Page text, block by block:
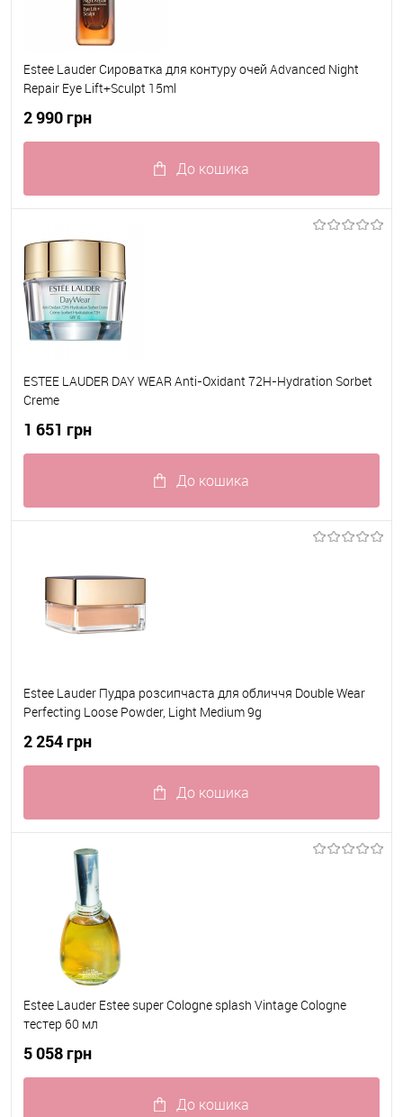
Estee Lauder Сироватка для контуру очей Advanced Night
Repair Eye Lift+Sculpt 15ml
2 990 грн
До кошика
ESTEE LAUDER DAY WEAR Anti-Oxidant 72H-Hydration Sorbet
Creme
1 651 грн
До кошика
Estee Lauder Пудра розсипчаста для обличчя Double Wear
Perfecting Loose Powder, Light Medium 9g
2 254 грн
До кошика
Estee Lauder Estee super Cologne splash Vintage Cologne
тестер 60 мл
5 058 грн
До кошика